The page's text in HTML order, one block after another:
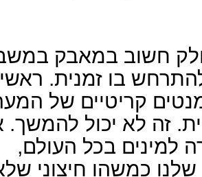
חשוב במאבק
בו זמנית.
קריטיים של
זה לא יכול להמשך.
למינים בכל העולם,
כמשהו חיצוני